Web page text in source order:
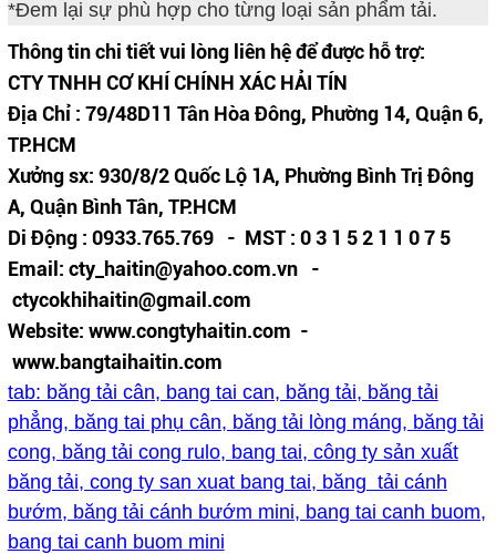
*Đem lại sự phù hợp cho từng loại sản phẩm tải.
Thông tin chi tiết vui lòng liên hệ để được hỗ trợ:
CTY TNHH CƠ KHÍ CHÍNH XÁC HẢI TÍN
Địa Chỉ : 79/48D11 Tân Hòa Đông, Phường 14, Quận 6,
TP.HCM
Xưởng sx: 930/8/2 Quốc Lộ 1A, Phường Bình Trị Đông
A, Quận Bình Tân, TP.HCM
Di Động : 0933.765.769 - MST : 0 3 1 5 2 1 1 0 7 5
Email: cty_haitin@yahoo.com.vn -
ctycokhihaitin@gmail.com
Website: www.congtyhaitin.com -
www.bangtaihaitin.com
tab: băng tải cân, bang tai can, băng tải, băng tải
phẳng, băng tai phụ cân, băng tải lòng máng, băng tải
cong, băng tải cong rulo, bang tai, công ty sản xuất
băng tải, cong ty san xuat bang tai, băng tải cánh
bướm, băng tải cánh bướm mini, bang tai canh buom,
bang tai canh buom mini